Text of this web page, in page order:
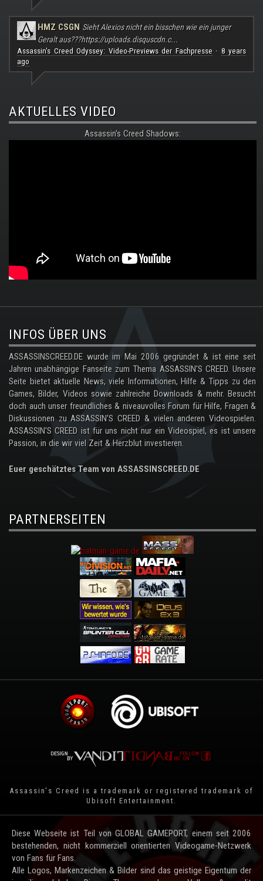
HMZ CSGN Sieht Alexios nicht ein bisschen wie ein junger
Geralt aus???https://uploads.disquscdn.c...
Assassin's Creed Odyssey: Video-Previews der Fachpresse· 8 years
ago
AKTUELLES VIDEO
Assassin's Creed Shadows:
.
INFOS ÜBER UNS
ASSASSINSCREED.DE wurde im Mai 2006 gegründet & ist eine seit
Jahren unabhängige Fanseite zum Thema ASSASSIN'S CREED. Unsere
Seite bietet aktuelle News, viele Informationen, Hilfe & Tipps zu den
Games, Bilder, Videos sowie zahlreiche Downloads & mehr. Besucht
doch auch unser freundliches & niveauvolles Forum für Hilfe, Fragen &
Diskussionen zu ASSASSIN'S CREED & vielen anderen Videospielen.
ASSASSIN'S CREED ist für uns nicht nur ein Videospiel, es ist unsere
Passion, in die wir viel Zeit & Herzblut investieren.
Euer geschätztes Team von ASSASSINSCREED.DE
PARTNERSEITEN
Assassin's Creed is a trademark or registered trademark of
Ubisoft Entertainment
Diese Webseite ist Teil von GLOBAL GAMEPORT, einem seit 2006
bestehenden, nicht kommerziell orientierten Videogame-Netzwerk
von Fans für Fans.
Alle Logos, Markenzeichen & Bilder sind das geistige Eigentum der